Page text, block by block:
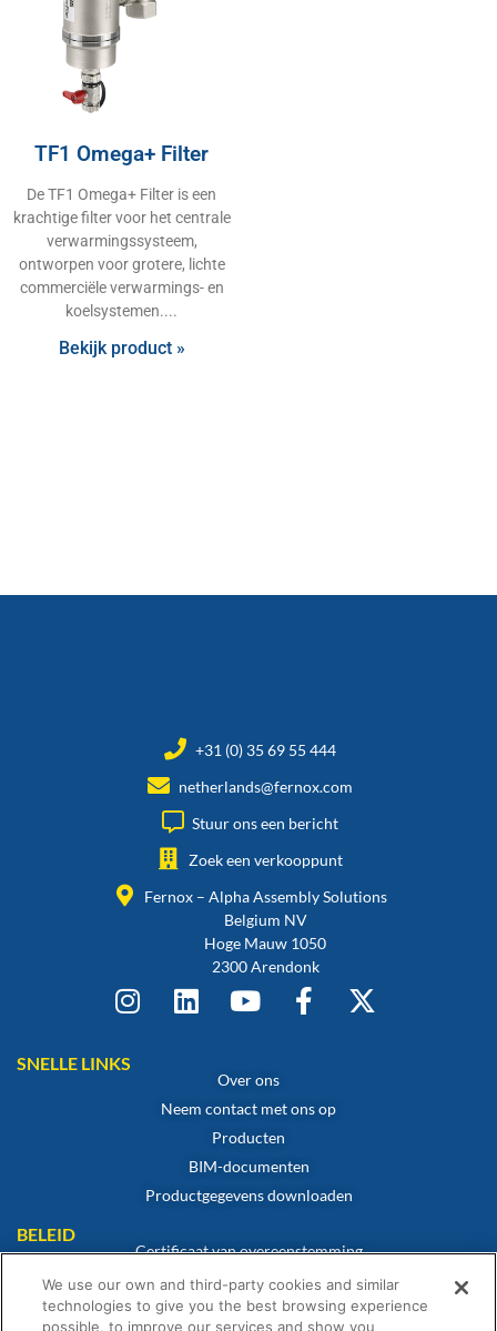
TF1 Omega+ Filter
De TF1 Omega+ Filter is een
krachtige filter voor het centrale
verwarmingssysteem,
ontworpen voor grotere, lichte
commerciële verwarmings- en
koelsystemen.
Bekijk product »
+31 (0) 35 69 55 444
netherlands@fernox.com
Stuur ons een bericht
Zoek een verkooppunt
Fernox – Alpha Assembly Solutions
Belgium NV
Hoge Mauw 1050
2300 Arendonk
SNELLE LINKS
Over ons
Neem contact met ons op
Producten
BIM-documenten
Productgegevens downloaden
BELEID
Certificaat van overeenstemming
Cookiebeleid
Disclaimer
We use our own and third-party cookies and similar
technologies to give you the best browsing experience
possible, to improve our services and show you